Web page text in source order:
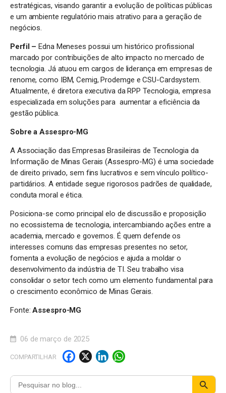
estratégicas, visando garantir a evolução de políticas públicas
e um ambiente regulatório mais atrativo para a geração de
negócios.
Perfil – Edna Meneses possui um histórico profissional
marcado por contribuições de alto impacto no mercado de
tecnologia. Já atuou em cargos de liderança em empresas de
renome, como IBM, Cemig, Prodemge e CSU-Cardsystem.
Atualmente, é diretora executiva da RPP Tecnologia, empresa
especializada em soluções para aumentar a eficiência da
gestão pública.
Sobre a Assespro-MG
A Associação das Empresas Brasileiras de Tecnologia da
Informação de Minas Gerais (Assespro-MG) é uma sociedade
de direito privado, sem fins lucrativos e sem vínculo político-
partidários. A entidade segue rigorosos padrões de qualidade,
conduta moral e ética.
Posiciona-se como principal elo de discussão e proposição
no ecossistema de tecnologia, intercambiando ações entre a
academia, mercado e governos. É quem defende os
interesses comuns das empresas presentes no setor,
fomenta a evolução de negócios e ajuda a moldar o
desenvolvimento da indústria de TI. Seu trabalho visa
consolidar o setor tech como um elemento fundamental para
o crescimento econômico de Minas Gerais.
Fonte:Assespro-MG
06 de março de 2025
COMPARTILHAR
F
a
X Li
n
W
h